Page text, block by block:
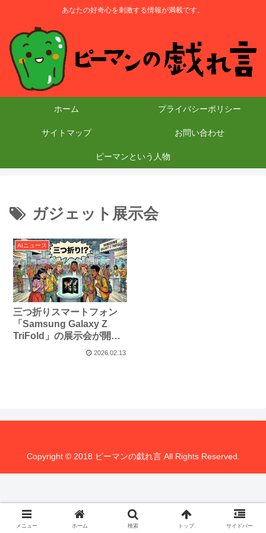
あなたの好奇心を刺激する情報が満載です。
ホーム プライバシーポリシー
サイトマップ お問い合わせ
ピーマンという人物
ガジェット展示会
AIニュース
三つ折りスマートフォン
「Samsung Galaxy Z
TriFold」の展示会が開催
2026.02.13
Copyright © 2018 ピーマンの戯れ言 All Rights Reserved.
メニュー ホーム 検索 トップ サイドバー